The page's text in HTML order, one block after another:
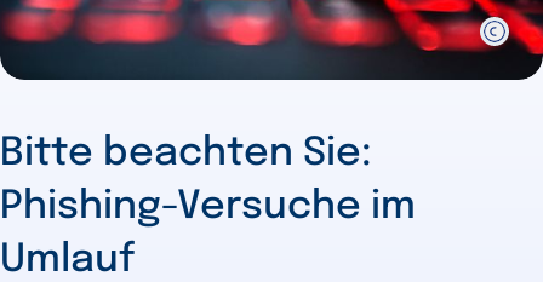
Bitte beachten Sie:
Phishing-Versuche im
Umlauf